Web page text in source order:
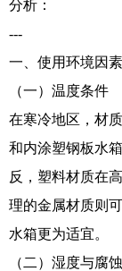
分析：
---
一、使用环境因素
（一）温度条件
在寒冷地区，材
和内涂塑钢板水
反，塑料材质在
理的金属材质则
水箱更为适宜。
（二）湿度与腐